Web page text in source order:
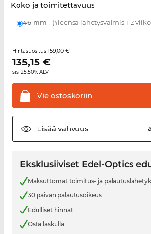
Koko ja toimitettavuus
46 mm (Yleensä lähetysvalmis 1-2
Hintasuositus 159,00 €
135,15€
sis. 25.50% ALV
Vieostoskoriin
Lisää vahvuus
Eksklusiiviset Edel-Optics
Maksuttomat toimitus- ja
30 päivän palautusoikeus
Edulliset hinnat
Osta laskulla